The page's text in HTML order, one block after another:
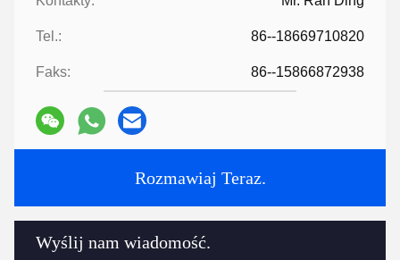
Tel.: 86--18669710820
Faks: 86--15866872938
Rozmawiaj Teraz.
Wyślij nam wiadomość.